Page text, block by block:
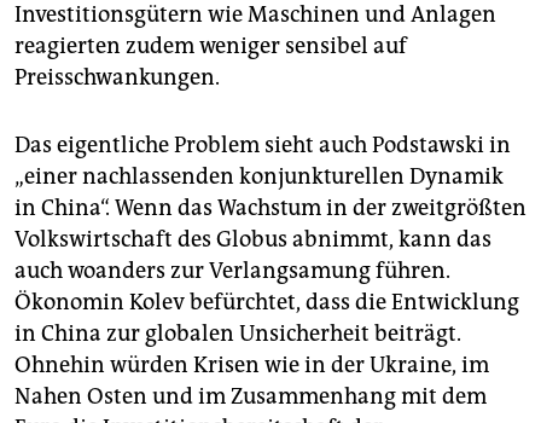
Investitionsgütern wie Maschinen und Anlagen
reagierten zudem weniger sensibel auf
Preisschwankungen.
Das eigentliche Problem sieht auch Podstawski in
„einer nachlassenden konjunkturellen Dynamik
in China“. Wenn das Wachstum in der zweitgrößten
Volkswirtschaft des Globus abnimmt, kann das
auch woanders zur Verlangsamung führen.
Ökonomin Kolev befürchtet, dass die Entwicklung
in China zur globalen Unsicherheit beiträgt.
Ohnehin würden Krisen wie in der Ukraine, im
Nahen Osten und im Zusammenhang mit dem